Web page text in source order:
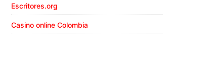
Escritores.org
Casino online Colombia